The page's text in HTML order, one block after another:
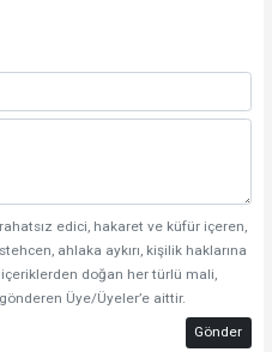
edici, hakaret ve küfür içeren,
ahlaka aykırı, kişilik haklarına
doğan her türlü mali,
Üye/Üyeler’e aittir.
Gönder